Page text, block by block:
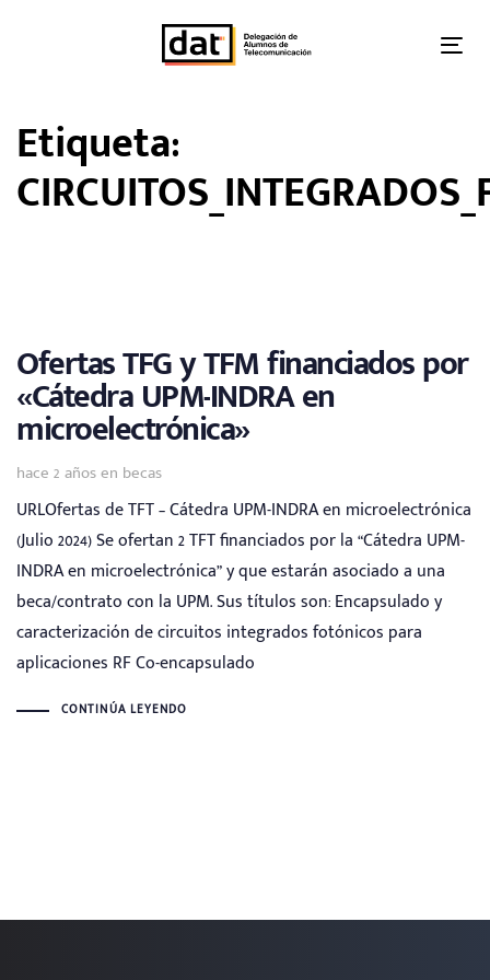
Skip
content
Etiqueta:
Ofertas TFG y TFM financiados por
«Cátedra UPM-INDRA en
microelectrónica»
hace 2 añosen
Tags becas
URLOfertas de TFT – Cátedra UPM-INDRA en microelectrónica
(Julio 2024) Se ofertan 2 TFT financiados por la “Cátedra UPM-
INDRA en microelectrónica” y que estarán asociado a una
beca/contrato con la UPM. Sus títulos son: Encapsulado y
caracterización de circuitos integrados fotónicos para
aplicaciones RF Co-encapsulado
CONTINÚA LEYENDO